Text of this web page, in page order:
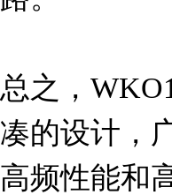
总之，
凑的设计，
高频性能和